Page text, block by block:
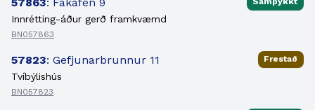
Innrétting-áður gerð framkvæmd
BN057863
57823: Gefjunarbrunnur 11
Tvíbýlishús
BN057823
Frestað